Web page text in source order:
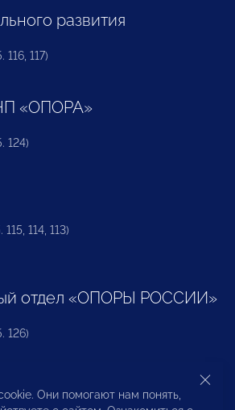
развития
116, 117)
«ОПОРА»
124)
114, 113)
отдел «ОПОРЫ РОССИИ»
126)
прав предпринимателей и
Они помогают нам понять,